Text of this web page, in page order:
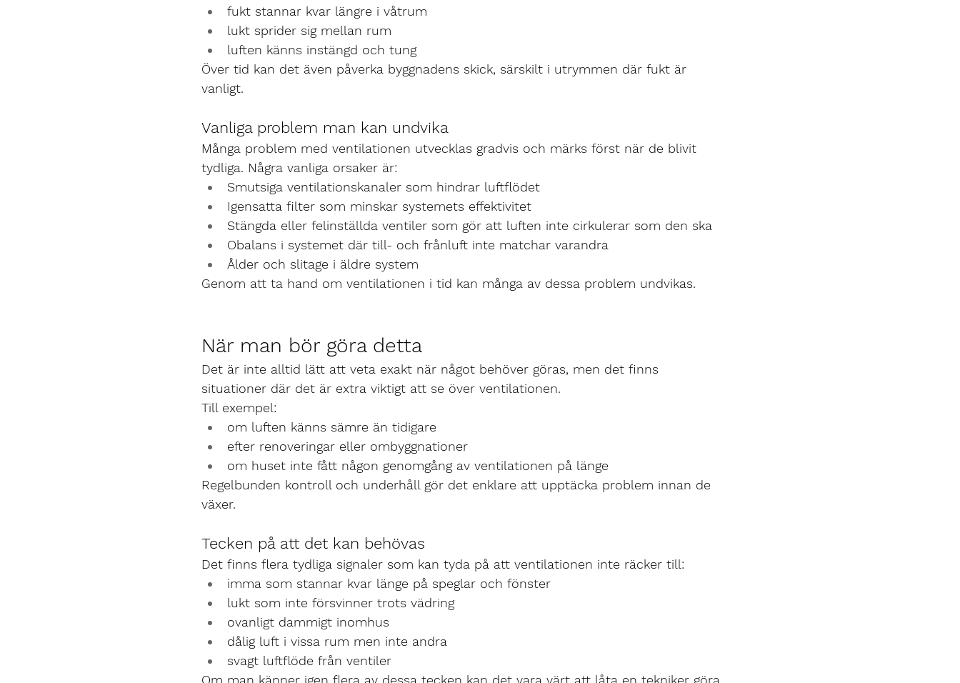
fukt stannar kvar längre i våtrum
lukt sprider sig mellan rum
luften känns instängd och tung
Över tid kan det även påverka byggnadens skick, särskilt i utrymmen där fukt är
vanligt.
Vanliga problem man kan undvika
Många problem med ventilationen utvecklas gradvis och märks först när de blivit
tydliga. Några vanliga orsaker är:
Smutsiga ventilationskanaler som hindrar luftflödet
Igensatta filter som minskar systemets effektivitet
Stängda eller felinställda ventiler som gör att luften inte cirkulerar som den ska
Obalans i systemet där till- och frånluft inte matchar varandra
Ålder och slitage i äldre system
Genom att ta hand om ventilationen i tid kan många av dessa problem undvikas.
När man bör göra detta
Det är inte alltid lätt att veta exakt när något behöver göras, men det finns
situationer där det är extra viktigt att se över ventilationen.
Till exempel:
om luften känns sämre än tidigare
efter renoveringar eller ombyggnationer
om huset inte fått någon genomgång av ventilationen på länge
Regelbunden kontroll och underhåll gör det enklare att upptäcka problem innan de
växer.
Tecken på att det kan behövas
Det finns flera tydliga signaler som kan tyda på att ventilationen inte räcker till:
imma som stannar kvar länge på speglar och fönster
lukt som inte försvinner trots vädring
ovanligt dammigt inomhus
dålig luft i vissa rum men inte andra
svagt luftflöde från ventiler
Om man känner igen flera av dessa tecken kan det vara värt att låta en tekniker göra